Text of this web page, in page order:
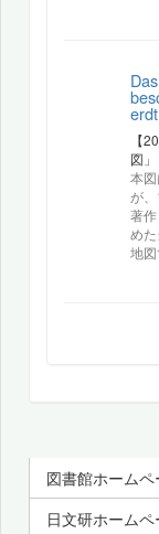
【
図
本
が
著
め
地
図書館ホームペ
日文研ホームペ